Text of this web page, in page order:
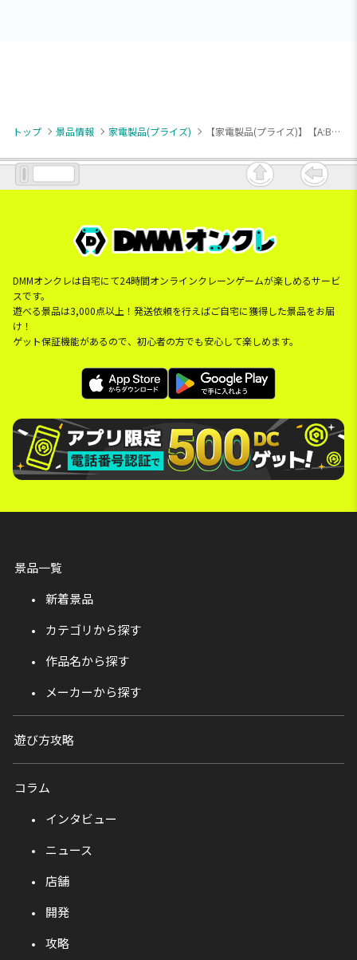
トップ 景品情報 家電製品(プライズ) 【家電製品(プライズ)】【A:BLACK】ワイヤレス WIDE SOUND スピーカー
DMMオンクレは自宅にて24時間オンラインクレーンゲームが楽しめるサービ
スです。
遊べる景品は3,000点以上！発送依頼を行えばご自宅に獲得した景品をお届
け！
ゲット保証機能があるので、初心者の方でも安心して楽しめます。
景品一覧
新着景品
カテゴリから探す
作品名から探す
メーカーから探す
遊び方攻略
コラム
インタビュー
ニュース
店舗
開発
攻略